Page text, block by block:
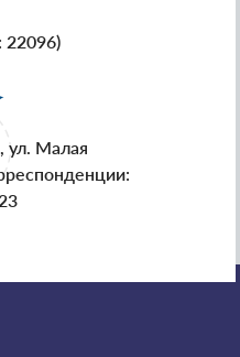
22096)
ул. Малая